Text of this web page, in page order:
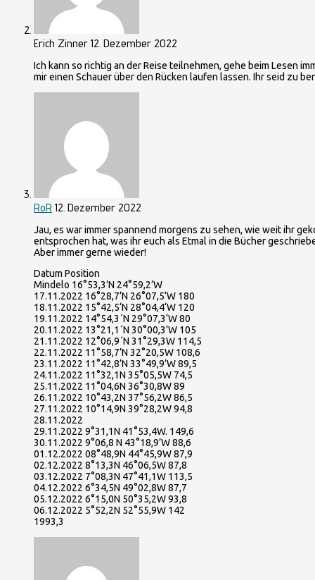
Erich Zinner 12. Dezember 2022
Ich kann so richtig an der Reise teilnehmen, gehe beim Lesen
mir einen Schauer über den Rücken laufen lassen. Ihr seid zu
RoR 12. Dezember 2022
Jau, es war immer spannend morgens zu sehen, wie weit ihr
entsprochen hat, was ihr euch als Etmal in die Bücher
Aber immer gerne wieder!
Datum Position
Mindelo 16°53,3’N 24°59,2’W
17.11.2022 16°28,7‘N 26°07,5‘W 180
18.11.2022 15°42,5‘N 28°04,4‘W 120
19.11.2022 14°54,3´N 29°07,3‘W 80
20.11.2022 13°21,1´N 30°00,3’W 105
21.11.2022 12°06,9´N 31°29,3W 114,5
22.11.2022 11°58,7’N 32°20,5W 108,6
23.11.2022 11°42,8’N 33°49,9’W 89,5
24.11.2022 11°32,1N 35°05,5W 74,5
25.11.2022 11°04,6N 36°30,8W 89
26.11.2022 10°43,2N 37°56,2W 86,5
27.11.2022 10°14,9N 39°28,2W 94,8
28.11.2022
29.11.2022 9°31,1N 41°53,4W. 149,6
30.11.2022 9°06,8 N 43°18,9’W 88,6
01.12.2022 08°48,9N 44°45,9W 87,9
02.12.2022 8°13,3N 46°06,5W 87,8
03.12.2022 7°08,3N 47°41,1W 113,5
04.12.2022 6°34,5N 49°02,8W 87,7
05.12.2022 6°15,0N 50°35,2W 93,8
06.12.2022 5°52,2N 52°55,9W 142
1993,3